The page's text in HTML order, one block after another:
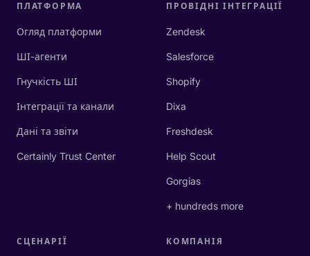
ПЛАТФОРМА
Огляд платформи
ШІ-агенти
Гнучкість ШІ
Інтеграції та канали
Дані та звіти
Certainly Trust Center
ПРОВІДНІ ІНТЕГРАЦІЇ
Zendesk
Salesforce
Shopify
Dixa
Freshdesk
Help Scout
Gorgias
+ hundreds more
СЦЕНАРІЇ КОМПАНІЯ